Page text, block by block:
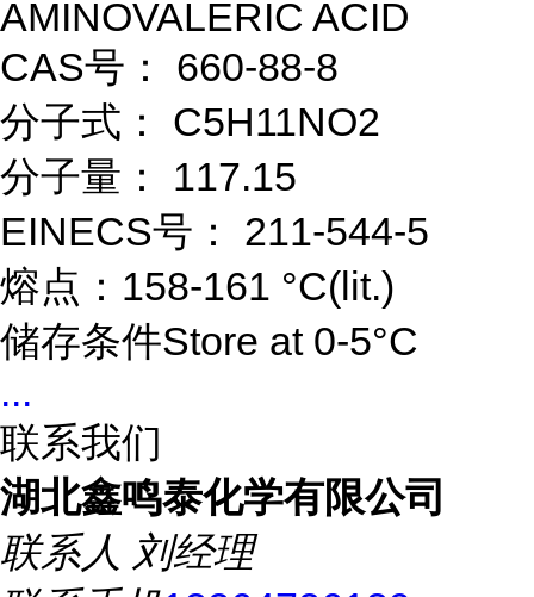
AMINOVALERIC ACID
CAS号： 660-88-8
分子式： C5H11NO2
分子量： 117.15
EINECS号： 211-544-5
熔点：158-161 °C(lit.)
储存条件Store at 0-5°C
...
联系我们
湖北鑫鸣泰化学有限公司
联系人 刘经理